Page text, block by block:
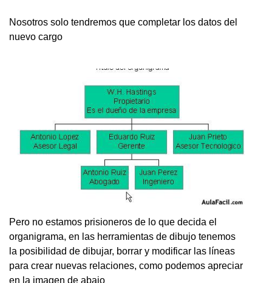
Nosotros solo tendremos que completar los datos del
nuevo cargo
Pero no estamos prisioneros de lo que decida el
organigrama, en las herramientas de dibujo tenemos
la posibilidad de dibujar, borrar y modificar las líneas
para crear nuevas relaciones, como podemos apreciar
en la imagen de abajo